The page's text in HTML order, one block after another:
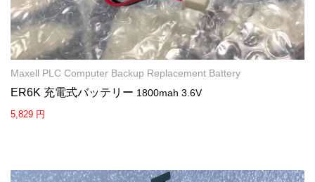
Maxell PLC Computer Backup Replacement Battery
ER6K 充電式バッテリー 1800mah 3.6V
5,829 円